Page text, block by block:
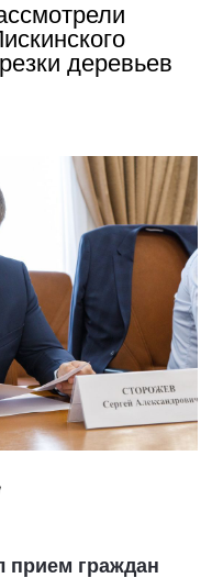
деревьев
прием граждан